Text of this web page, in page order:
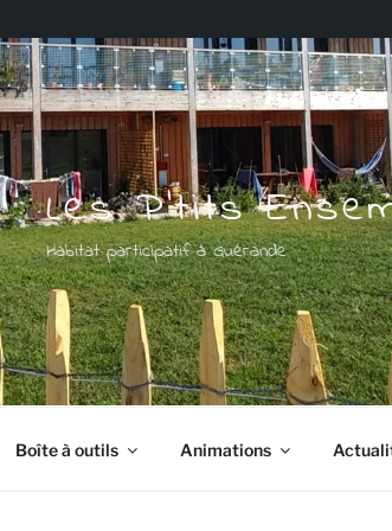
Les P'tits
Habitat participatif à Guérande
Boîte à outils Animations